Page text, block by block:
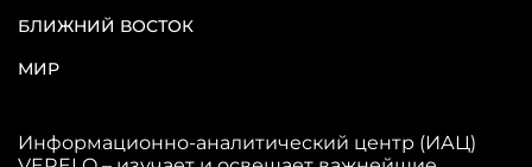
БЛИЖНИЙ ВОСТОК
МИР
Информационно-аналитический центр (ИАЦ)